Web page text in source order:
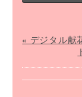
« デジタル献